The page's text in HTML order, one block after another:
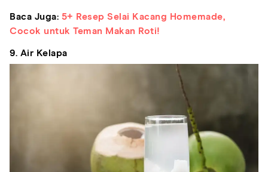
Baca Juga: 5+ Resep Selai Kacang Homemade,
Cocok untuk Teman Makan Roti!
9. Air Kelapa